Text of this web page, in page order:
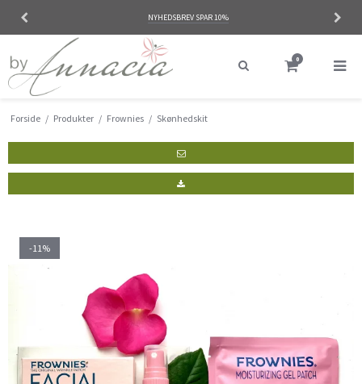
NYHEDSBREV SPAR 10%
0
Forside / Produkter / Frownies / Skønhedskit
-11%